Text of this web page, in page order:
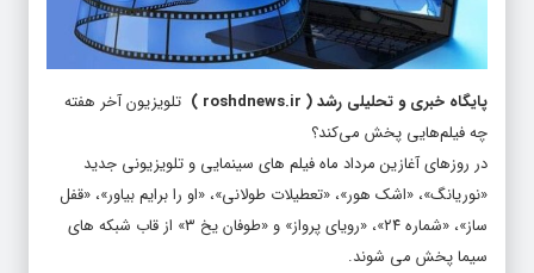
پایگاه خبری و تحلیلی رشد(
roshdnews.ir
) تلویزیون آخر هفته
چه فیلم‌هایی پخش می‌کند؟
در روزهای آغازین مرداد ماه فیلم های سینمایی و تلویزیونی جدید
«نوریانگ»، «اشک هور»، «تعطیلات طولانی»، «او را برایم بیاور»، «قفل
ساز»، «شماره ۲۴»، «رویای پرواز» و «طوفان یخ ۳» از قاب شبکه های
سیما پخش می شوند.